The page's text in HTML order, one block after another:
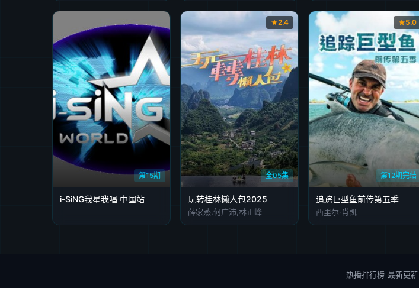
第15期
i-SiNG我星我唱 中国站
全05集
2.4
玩转桂林懒人包2025
薛家燕,何广沛,林正峰
第12期完结
5.0
追踪巨型鱼前传第五季
西里尔·肖凯
热播排行榜| 最新更新|